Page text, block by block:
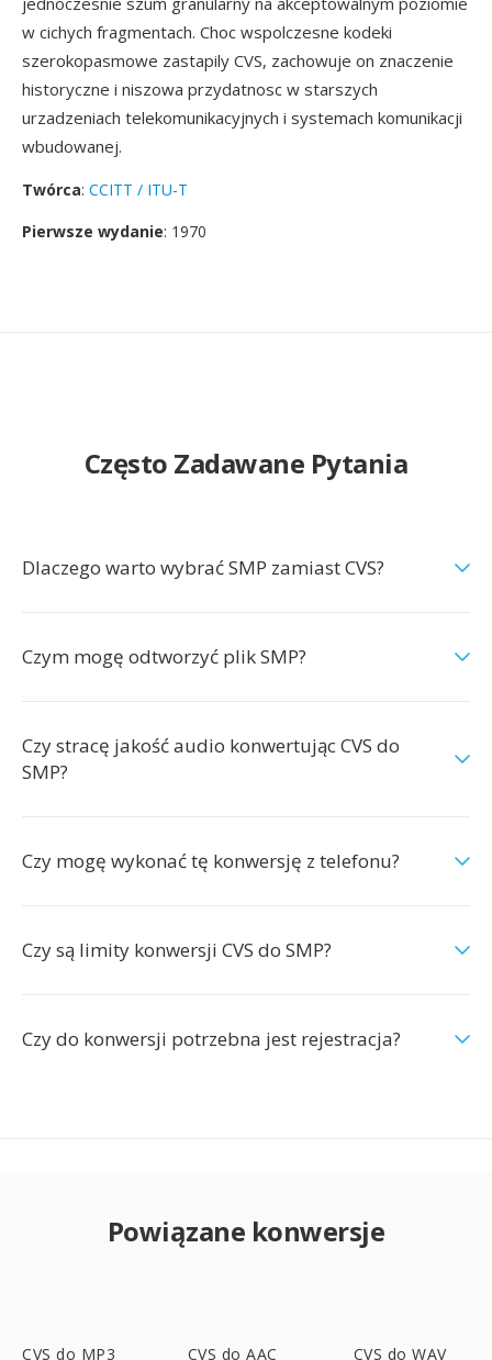
w cichych fragmentach. Choc wspolczesne kodeki
szerokopasmowe zastapily CVS, zachowuje on znaczenie
historyczne i niszowa przydatnosc w starszych
urzadzeniach telekomunikacyjnych i systemach komunikacji
wbudowanej.
Twórca: CCITT / ITU-T
Pierwsze wydanie: 1970
Często Zadawane Pytania
Dlaczego warto wybrać SMP zamiast CVS?
Czym mogę odtworzyć plik SMP?
Czy stracę jakość audio konwertując CVS do
SMP?
Czy mogę wykonać tę konwersję z telefonu?
Czy są limity konwersji CVS do SMP?
Czy do konwersji potrzebna jest rejestracja?
Powiązane konwersje
CVS do MP3 CVS do AAC CVS do WAV